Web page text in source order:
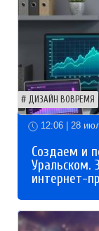
ДИЗАЙН ВОВРЕМЯ
12:06 | 28
Создаем и
Уральском.
интернет-